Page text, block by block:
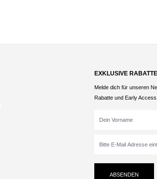
EXKLUSIVE RABATTE
Melde dich für unseren
Rabatte und Early Access.
ABSENDEN